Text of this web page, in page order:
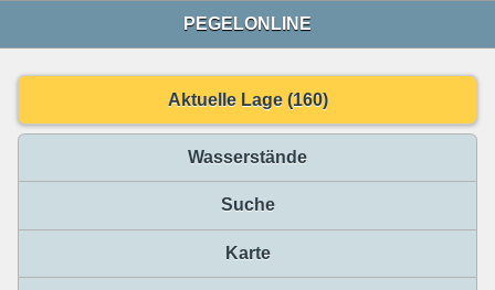
PEGELONLINE
Aktuelle Lage (160)
Wasserstände
Suche
Karte